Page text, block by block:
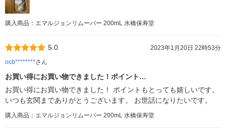
購入商品：エマルジョンリムーバー 200mL 水橋保寿堂
5.0
2023年1月20日 22時53分
ocb********さん
お買い得にお買い物できました！ポイント…
お買い得にお買い物できました！ ポイントもとっても嬉しいです。
いつも玄関までありがとうございます。 お世話になりたいです。
購入商品：エマルジョンリムーバー 200mL 水橋保寿堂